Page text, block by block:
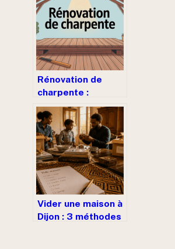
résoudre
Rénovation de
charpente :
étapes, prix, aides
et erreurs à éviter
Vider une maison à
Dijon : 3 méthodes